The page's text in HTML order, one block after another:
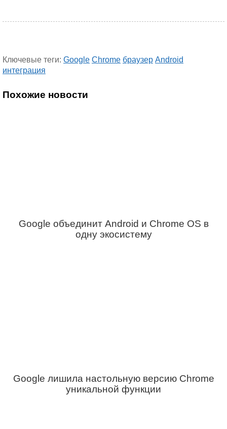
Ключевые теги: Google Chrome браузер Android
интеграция
Похожие новости
Google объединит Android и Chrome OS в
одну экосистему
Google лишила настольную версию Chrome
уникальной функции